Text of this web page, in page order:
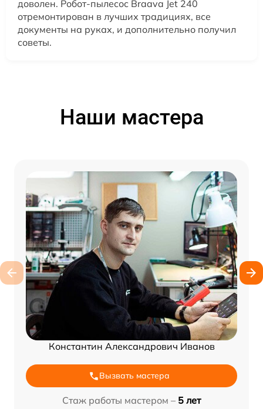
доволен. Робот-пылесос Braava Jet 240
отремонтирован в лучших традициях, все
документы на руках, и дополнительно получил
советы.
Наши мастера
Константин Александрович Иванов
Вызвать мастера
Стаж работы мастером – 5 лет